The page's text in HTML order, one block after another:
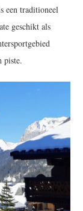
een traditioneel
geschikt als
piste.